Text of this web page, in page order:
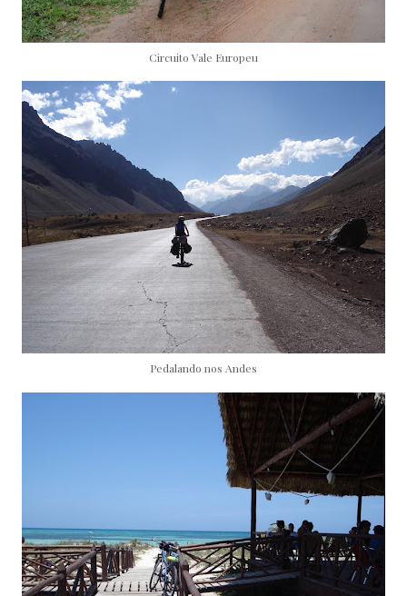
Circuito Vale Europeu
Pedalando nos Andes